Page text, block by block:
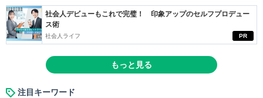
PR
社会人デビューもこれで完璧！ 印象アップのセルフプロデュー
ス術
社会人ライフ
もっと見る
注目キーワード